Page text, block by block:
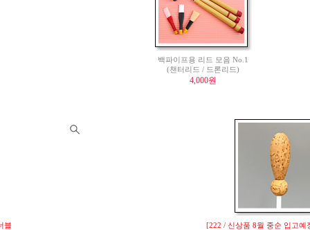
백파이프용 리드 모음 No.1
(챈터리드 / 드론리드)
4,000원
블
[222 / 신상품 8월 중순 입고예